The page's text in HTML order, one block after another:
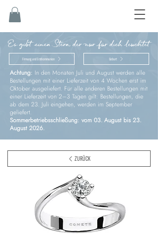
Es gibt einen Stern, der nur für dich leuchtet
Firmung und Erstkommunion Geburt
Achtung: In den Monaten Juli und August werden alle
Bestellungen mit einer Lieferzeit von 4 Wochen erst im
Oktober ausgeliefert. Für alle anderen Bestellungen mit
einer Lieferzeit von 2–3 Tagen gilt: Bestellungen, die
ab dem 23. Juli eingehen, werden im September
geliefert.
Sommerbetriebsschließung: vom 03. August bis 23.
August 2026.
ZURÜCK